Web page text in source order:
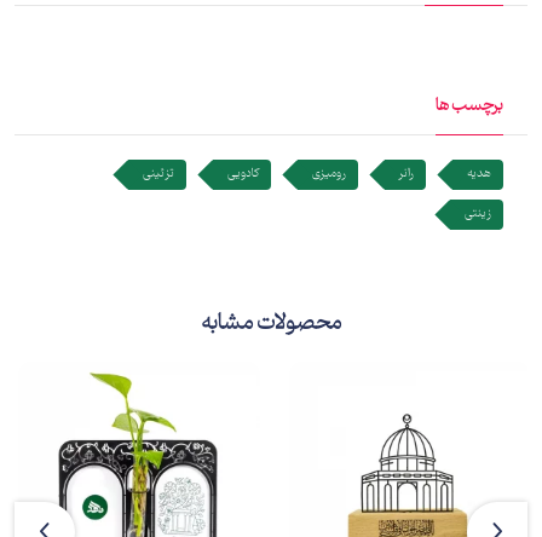
برچسب ها
هدیه رانر رومیزی کادویی
تزئینی
زینتی
محصولات مشابه